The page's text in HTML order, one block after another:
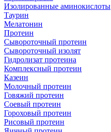
Изолированные аминокислоты
Таурин
Мелатонин
Протеин
Сывороточный протеин
Сывороточный изолят
Гидролизат протеина
Комплексный протеин
Казеин
Молочный протеин
Говяжий протеин
Соевый протеин
Гороховый протеин
Рисовый протеин